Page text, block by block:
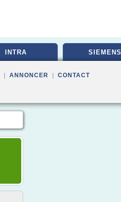
INTRA SIEMENS
ANNONCER CONTACT